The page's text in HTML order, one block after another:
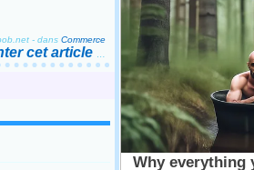
- dans Commerce
cet article